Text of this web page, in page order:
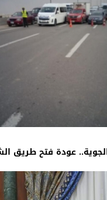
عودة فتح طريق